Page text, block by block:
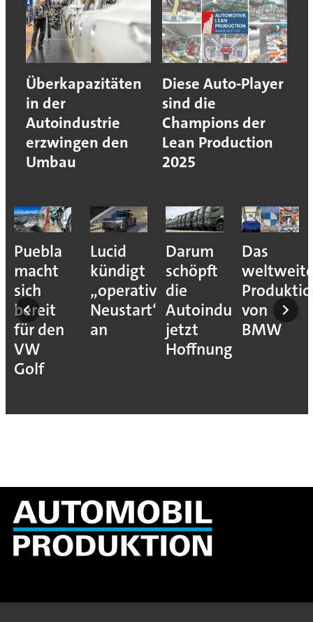
Überkapazitäten
in der
Autoindustrie
erzwingen den
Umbau
Diese Auto-Player
sind die
Champions der
Lean Production
2025
Puebla
macht
sich
bereit
für den
VW
Golf
Lucid
kündigt
„operativen
Neustart“
an
Darum
schöpft
die
Autoindustrie
jetzt
Hoffnung
Das
von
BMW